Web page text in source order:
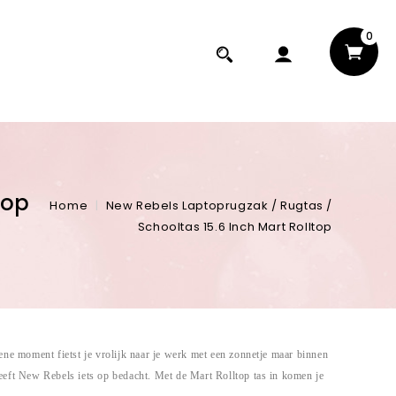
0
Home
New Rebels Laptoprugzak / Rugtas /
Schooltas 15.6 Inch Mart Rolltop
moment fietst je vrolijk naar je werk met een zonnetje maar binnen
New Rebels iets op bedacht. Met de Mart Rolltop tas in komen je